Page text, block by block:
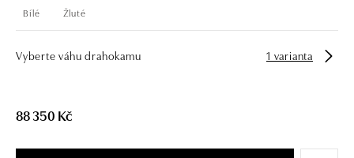
Bílé Žluté
Vyberte váhu drahokamu 1 varianta
88 350 Kč